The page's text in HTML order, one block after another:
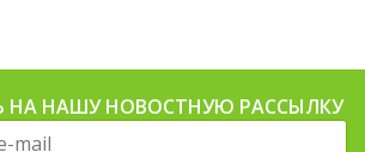
НА НАШУ НОВОСТНУЮ РАССЫЛКУ